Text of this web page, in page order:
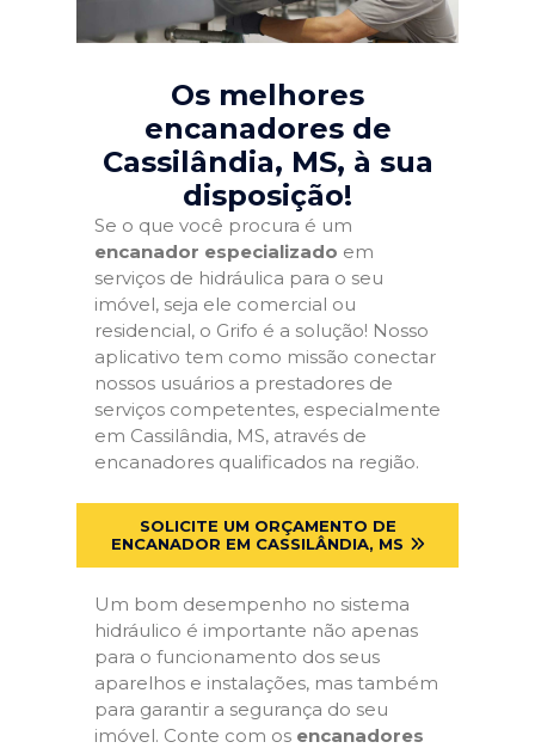
Os melhores
encanadores de
Cassilândia, MS, à sua
disposição!
Se o que você procura é um
encanador especializado em
serviços de hidráulica para o seu
imóvel, seja ele comercial ou
residencial, o Grifo é a solução! Nosso
aplicativo tem como missão conectar
nossos usuários a prestadores de
serviços competentes, especialmente
em Cassilândia, MS, através de
encanadores qualificados na região.
SOLICITE UM ORÇAMENTO DE
ENCANADOR EM CASSILÂNDIA, MS
Um bom desempenho no sistema
hidráulico é importante não apenas
para o funcionamento dos seus
aparelhos e instalações, mas também
para garantir a segurança do seu
imóvel. Conte com os encanadores